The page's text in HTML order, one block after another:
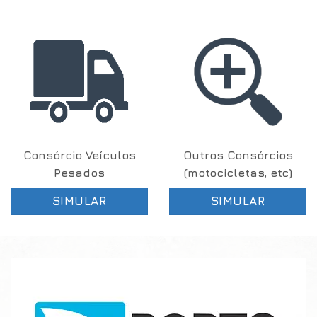
Consórcio Veículos
Pesados
SIMULAR
Outros Consórcios
(motocicletas, etc)
SIMULAR